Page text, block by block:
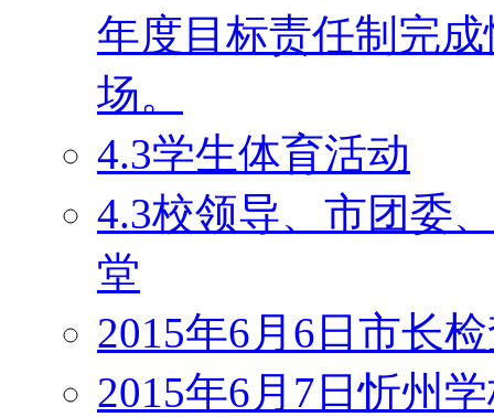
年度目标责任制完
场。
4.3学生体育活动
4.3校领导、市团委
堂
2015年6月6日市长
2015年6月7日忻州